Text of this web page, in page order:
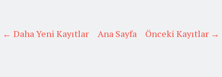
← Daha Yeni Kayıtlar Önceki Kayıtlar →
Ana Sayfa